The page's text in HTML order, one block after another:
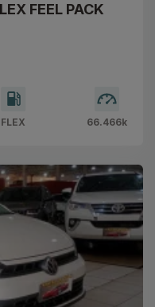
FEEL PACK
FLEX 66.466k